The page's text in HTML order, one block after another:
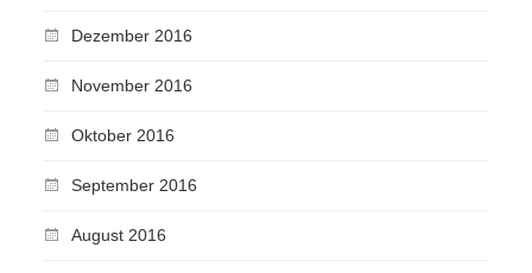
Dezember 2016
November 2016
Oktober 2016
September 2016
August 2016